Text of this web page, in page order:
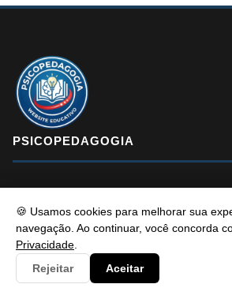
🍪 Usamos cookies para melhorar sua
navegação. Ao continuar, você concorda
Privacidade
Rejeitar
Aceitar
PSICOPEDAGOGIA
com foco em informar e resolver os
maneira eficaz. Fique à vontade para
sempre pronto a te ouvir.